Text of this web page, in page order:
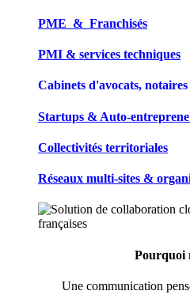
PME & Franchisés
PMI & services techniques
Cabinets d'avocats,
Startups & Auto-
Collectivités territoriales
Réseaux multi-sites &
Pourquoi
Une communication